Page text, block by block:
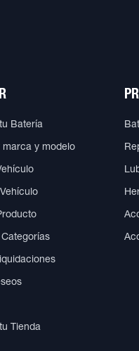
Batería
marca y modelo
Tienda